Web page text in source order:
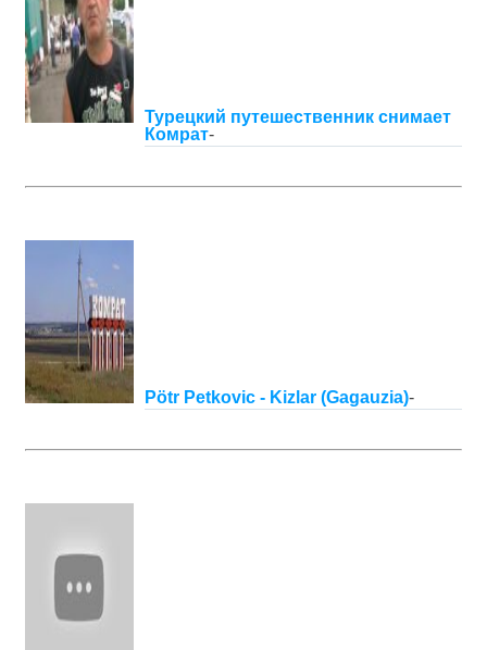
Турецкий путешественник снимает
Комрат-
Pötr Petkovic - Kizlar (Gagauzia)-